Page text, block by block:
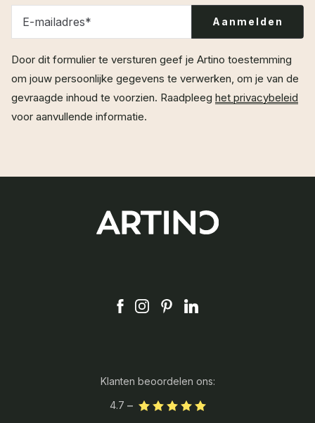
E-mailadres*
Door dit formulier te versturen geef je Artino toestemming
om jouw persoonlijke gegevens te verwerken, om je van de
gevraagde inhoud te voorzien. Raadpleeg het privacybeleid
voor aanvullende informatie.
Klanten beoordelen ons:
4.7